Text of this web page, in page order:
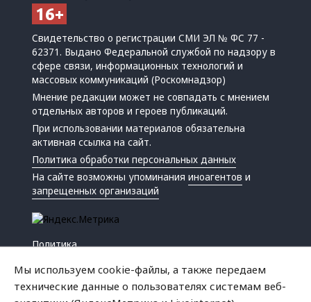
Свидетельство о регистрации СМИ ЭЛ № ФС 77 -
62371. Выдано Федеральной службой по надзору в
сфере связи, информационных технологий и
массовых коммуникаций (Роскомнадзор)
Мнение редакции может не совпадать с мнением
отдельных авторов и героев публикаций.
При использовании материалов обязательна
активная ссылка на сайт.
Политика обработки персональных данных
На сайте возможны упоминанияиноагентов и
запрещенных организаций
Политика
Мы используем cookie-файлы, а также передаем
технические данные о пользователях системам веб-